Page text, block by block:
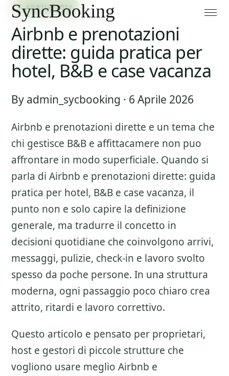
6 APRILE 2026
Airbnb e prenotazioni
dirette: guida pratica per
hotel, B&B e case vacanza
By admin_sycbooking · 6 Aprile 2026
Airbnb e prenotazioni dirette e un tema che
chi gestisce B&B e affittacamere non puo
affrontare in modo superficiale. Quando si
parla di Airbnb e prenotazioni dirette: guida
pratica per hotel, B&B e case vacanza, il
punto non e solo capire la definizione
generale, ma tradurre il concetto in
decisioni quotidiane che coinvolgono arrivi,
messaggi, pulizie, check-in e lavoro svolto
spesso da poche persone. In una struttura
moderna, ogni passaggio poco chiaro crea
attrito, ritardi e lavoro correttivo.
Questo articolo e pensato per proprietari,
host e gestori di piccole strutture che
vogliono usare meglio Airbnb e